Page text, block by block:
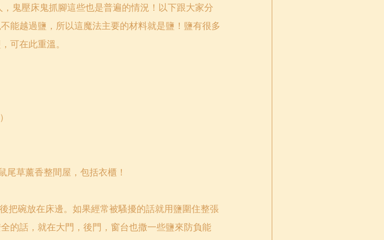
能越過鹽，所以這魔法主要的材料就是鹽！鹽有很多
可在此重溫。
尾草薰香整間屋，包括衣櫃！
把碗放在床邊。如果經常被騷擾的話就用鹽圍住整張
的話，就在大門，後門，窗台也撒一些鹽來防負能